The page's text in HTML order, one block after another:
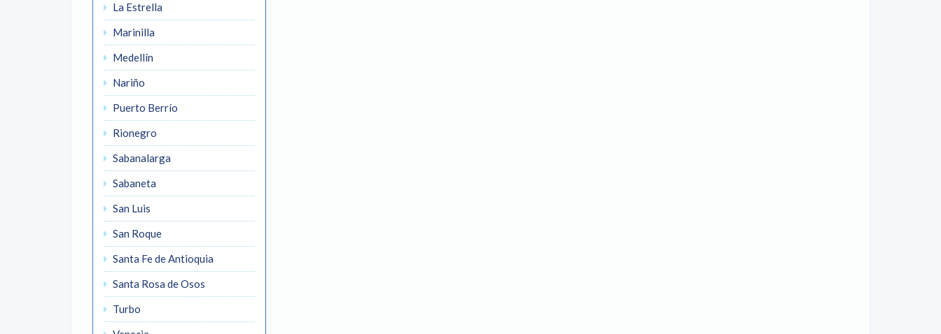
La Estrella
Marinilla
Medellín
Nariño
Puerto Berrío
Rionegro
Sabanalarga
Sabaneta
San Luis
San Roque
Santa Fe de Antioquia
Santa Rosa de Osos
Turbo